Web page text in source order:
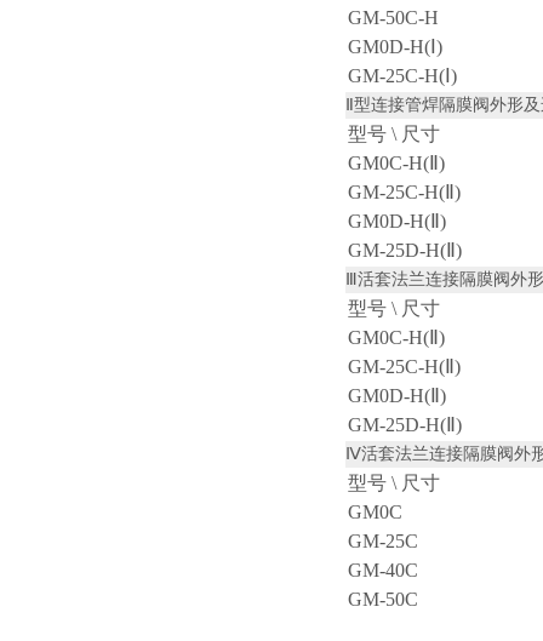
GM-50C-H
GM0D-H(Ⅰ)
GM-25C-H(Ⅰ)
型连接管焊隔膜阀外形
型号 \ 尺寸
GM0C-H(Ⅱ)
GM-25C-H(Ⅱ)
GM0D-H(Ⅱ)
GM-25D-H(Ⅱ)
活套法兰连接隔膜阀外
型号 \ 尺寸
GM0C-H(Ⅱ)
GM-25C-H(Ⅱ)
GM0D-H(Ⅱ)
GM-25D-H(Ⅱ)
Ⅳ活套法兰连接隔膜阀外
型号 \ 尺寸
GM0C
GM-25C
GM-40C
GM-50C